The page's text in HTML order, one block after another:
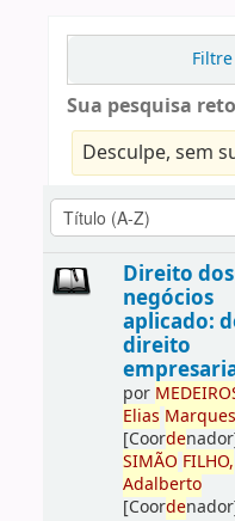
Sua pesquisa
Desculpe, sem
Direito dos
negócios
aplicado:
direito
por MEDE
Elias Marques
[Coorde
SIMÃO FILHO,
Adalberto
[Coorde